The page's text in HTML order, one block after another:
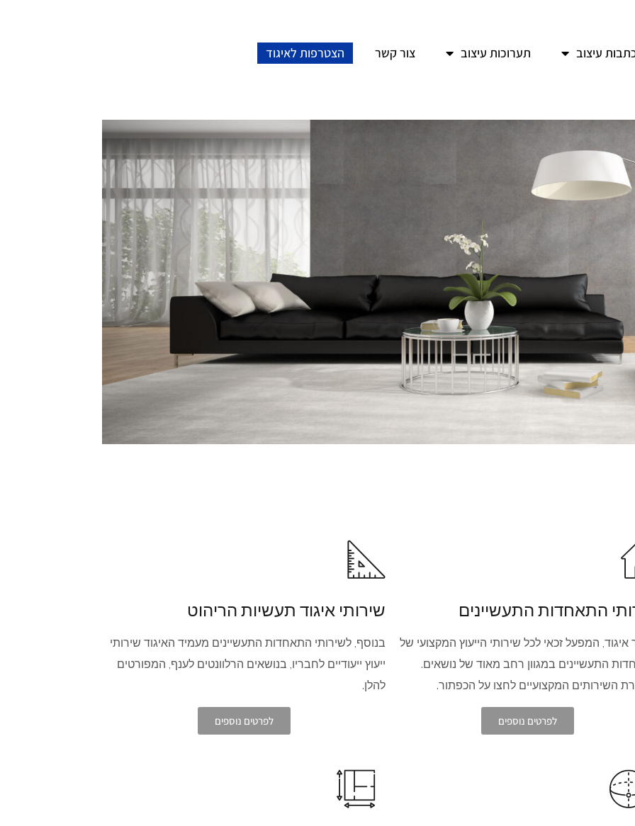
עיצוב תערוכות עיצוב צור קשר הצטרפות לאיגוד
התאחדות התעשיינים
המפעל זכאי לכל שירותי הייעוץ המקצועי של
התעשיינים במגוון רחב מאוד של נושאים.
השירותים המקצועיים לחצו על הכפתור.
שירותי איגוד תעשיות הריהוט
בנוסף, לשירותי התאחדות התעשיינים מעמיד האיגוד שירותי
ייעוץ ייעודיים לחבריו, בנושאים הרלוונטים לענף, המפורטים
להלן.
לפרטים נוספים לפרטים נוספים